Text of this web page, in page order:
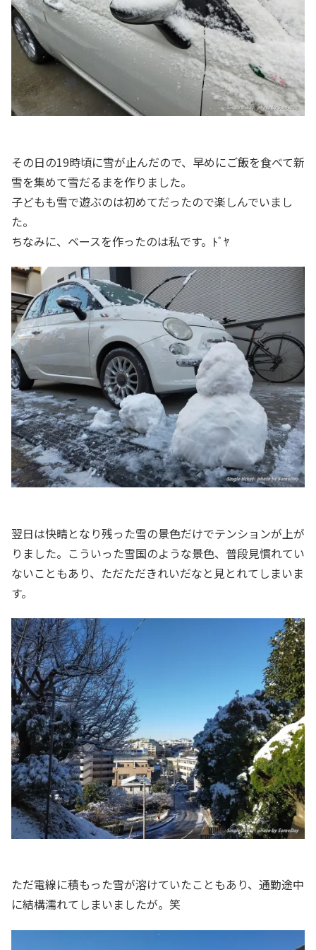
その日の19時頃に雪が止んだので、早めにご飯を食べて新
雪を集めて雪だるまを作りました。
子どもも雪で遊ぶのは初めてだったので楽しんでいまし
た。
ちなみに、ベースを作ったのは私です。ﾄﾞﾔ
翌日は快晴となり残った雪の景色だけでテンションが上が
りました。こういった雪国のような景色、普段見慣れてい
ないこともあり、ただただきれいだなと見とれてしまいま
す。
ただ電線に積もった雪が溶けていたこともあり、通勤途中
に結構濡れてしまいましたが。笑